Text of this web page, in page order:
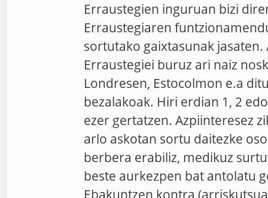
Erraustegien inguruan bizi
Erraustegiaren
sortutako gaixtasunak jasaten.
Erraustegiei buruz ari naiz
Londresen, Estocolmon e.a
bezalakoak. Hiri erdian 1, 2
ezer gertatzen. Azpiinteresez
arlo askotan sortu daitezke
berbera erabiliz, medikuz
beste aurkezpen bat antolatu
Ebakuntzen kontra